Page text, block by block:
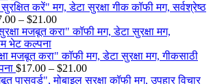
करें" मग, डेटा सुरक्षा गीक कॉफी मग, सर्वश्रेष्ठ
– $21.00Price
range:
through
$21.00
मजबूत करा" कॉफी मग, डेटा सुरक्षा मग, गीकसाठी
$17.00 – $21.00Price
range: